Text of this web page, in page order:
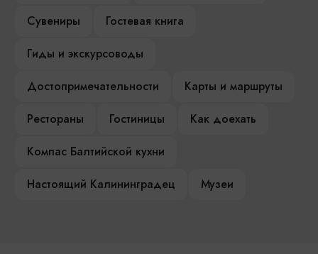
Сувениры
Гостевая книга
Гиды и экскурсоводы
Достопримечательности
Карты и маршруты
Рестораны
Гостиницы
Как доехать
Компас Балтийской кухни
Настоящий Калининградец
Музеи